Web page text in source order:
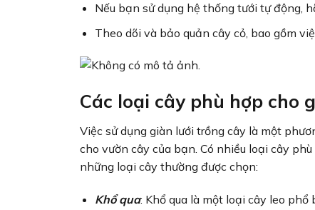
Nếu bạn sử dụng hệ thống tưới tự động,
Theo dõi và bảo quản cây cỏ, bao gồm
Các loại cây phù hợp cho
Việc sử dụng giàn lưới trồng cây là một
cho vườn cây của bạn. Có nhiều loại cây
những loại cây thường được chọn:
Khổ qua: Khổ qua là một loại cây leo